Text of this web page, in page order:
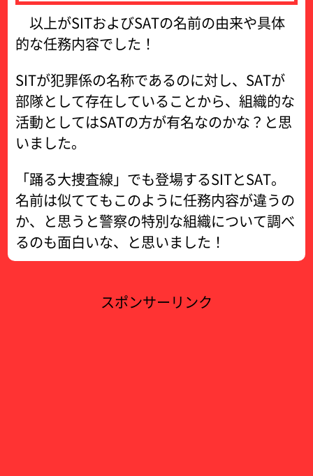
以上がSITおよびSATの名前の由来や具体
的な任務内容でした！
SITが犯罪係の名称であるのに対し、SATが
部隊として存在していることから、組織的な
活動としてはSATの方が有名なのかな？と思
いました。
「踊る大捜査線」でも登場するSITとSAT。
名前は似ててもこのように任務内容が違うの
か、と思うと警察の特別な組織について調べ
るのも面白いな、と思いました！
スポンサーリンク